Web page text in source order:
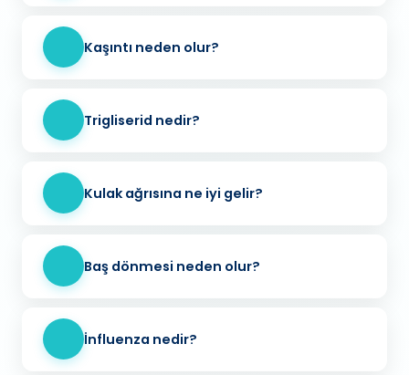
Kaşıntı neden olur?
Trigliserid nedir?
Kulak ağrısına ne iyi gelir?
Baş dönmesi neden olur?
İnfluenza nedir?